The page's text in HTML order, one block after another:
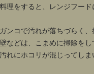
理をすると、レンジフー
ンコで汚れが落ちづらく、
などは、こまめに掃除を
れにホコリが混じってしま